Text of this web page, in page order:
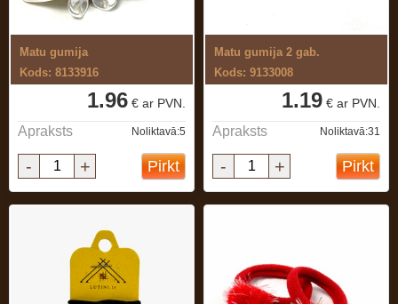
Matu gumija
Kods: 8133916
1.96 € ar PVN.
Apraksts Noliktavā:5
- + Pirkt
Matu gumija 2 gab.
Kods: 9133008
1.19 € ar PVN.
Apraksts Noliktavā:31
- + Pirkt